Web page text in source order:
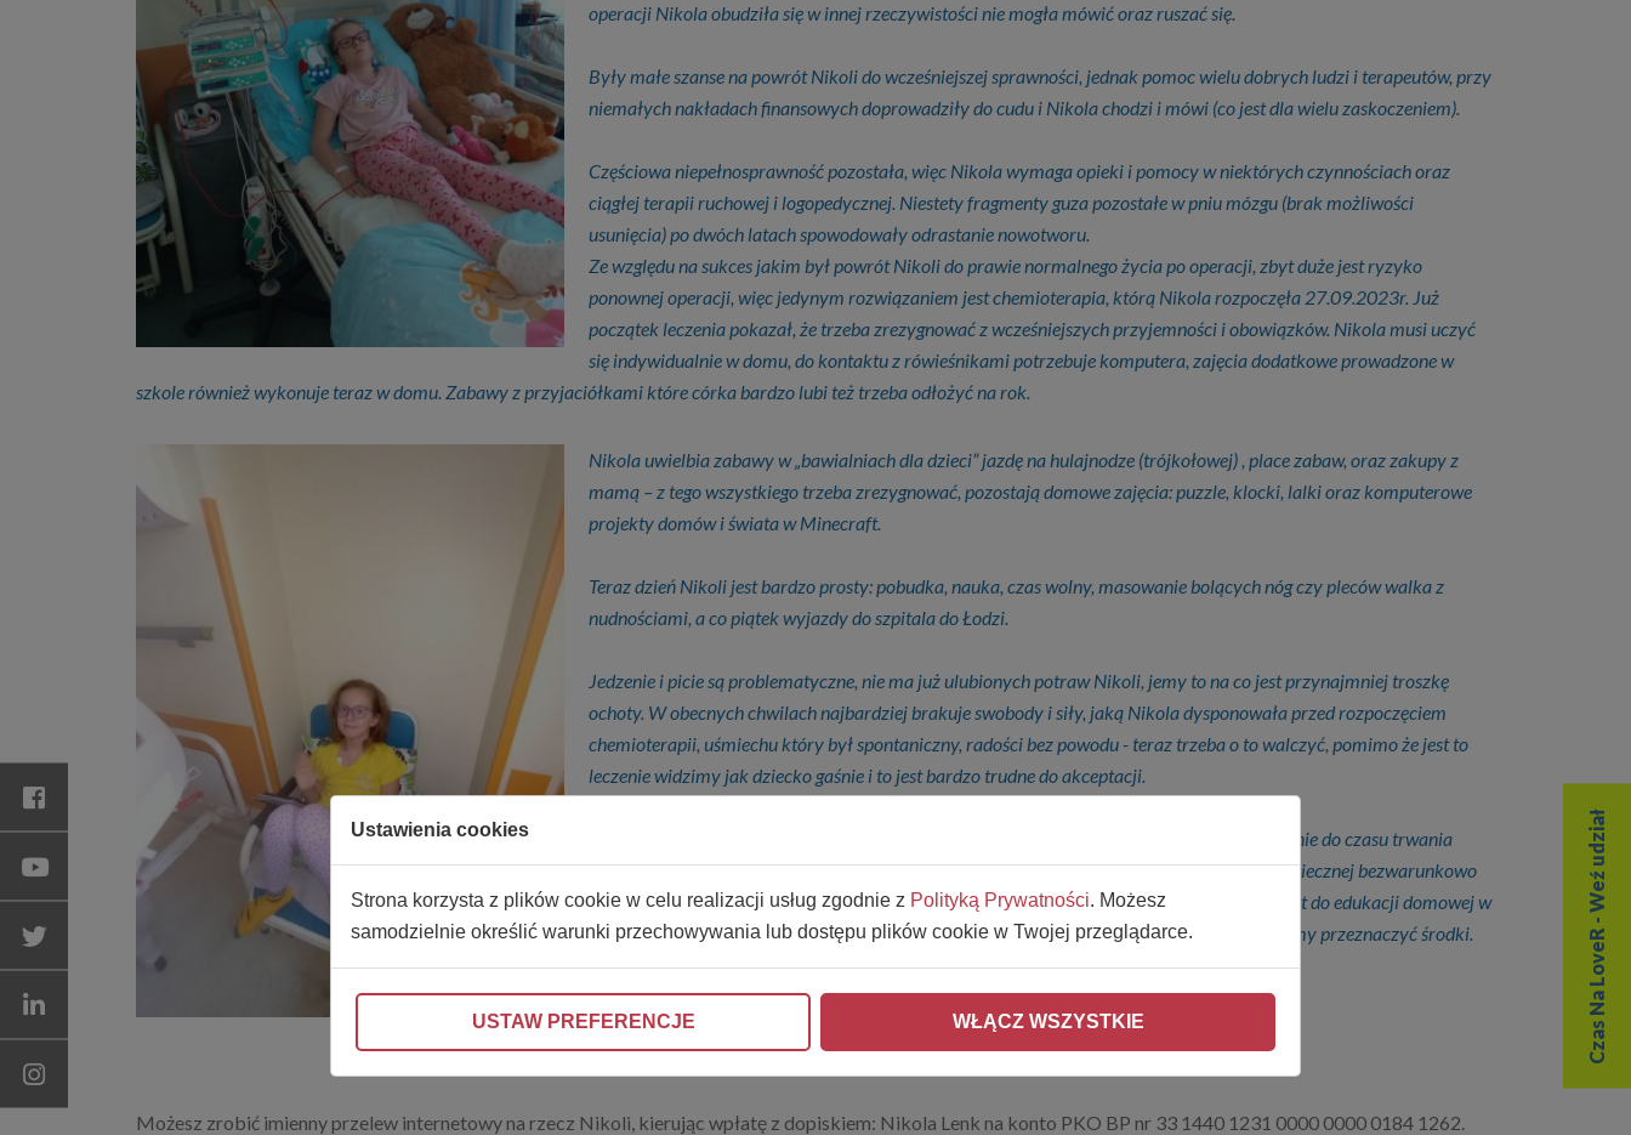
Ustawienia cookies
Strona korzysta z plików cookie w celu realizacji usług zgodnie z Polityką Prywatności. Możesz
samodzielnie określić warunki przechowywania lub dostępu plików cookie w Twojej przeglądarce.
USTAW PREFERENCJE WŁĄCZ WSZYSTKIE
operacji Nikola obudziła się w innej rzeczywistości nie mogła mówić oraz ruszać się.
Były małe szanse na powrót Nikoli do wcześniejszej sprawności, jednak pomoc wielu dobrych ludzi i terapeutów, przy
niemałych nakładach finansowych doprowadziły do cudu i Nikola chodzi i mówi (co jest dla wielu zaskoczeniem).
Częściowa niepełnosprawność pozostała, więc Nikola wymaga opieki i pomocy w niektórych czynnościach oraz
ciągłej terapii ruchowej i logopedycznej. Niestety fragmenty guza pozostałe w pniu mózgu (brak możliwości
usunięcia) po dwóch latach spowodowały odrastanie nowotworu.
Ze względu na sukces jakim był powrót Nikoli do prawie normalnego życia po operacji, zbyt duże jest ryzyko
ponownej operacji, więc jedynym rozwiązaniem jest chemioterapia, którą Nikola rozpoczęła 27.09.2023r. Już
początek leczenia pokazał, że trzeba zrezygnować z wcześniejszych przyjemności i obowiązków. Nikola musi uczyć
się indywidualnie w domu, do kontaktu z rówieśnikami potrzebuje komputera, zajęcia dodatkowe prowadzone w
szkole również wykonuje teraz w domu. Zabawy z przyjaciółkami które córka bardzo lubi też trzeba odłożyć na rok.
Nikola uwielbia zabawy w „bawialniach dla dzieci” jazdę na hulajnodze (trójkołowej) , place zabaw, oraz zakupy z
mamą – z tego wszystkiego trzeba zrezygnować, pozostają domowe zajęcia: puzzle, klocki, lalki oraz komputerowe
projekty domów i świata w Minecraft.
Teraz dzień Nikoli jest bardzo prosty: pobudka, nauka, czas wolny, masowanie bolących nóg czy pleców walka z
nudnościami, a co piątek wyjazdy do szpitala do Łodzi.
Jedzenie i picie są problematyczne, nie ma już ulubionych potraw Nikoli, jemy to na co jest przynajmniej troszkę
ochoty. W obecnych chwilach najbardziej brakuje swobody i siły, jaką Nikola dysponowała przed rozpoczęciem
chemioterapii, uśmiechu który był spontaniczny, radości bez powodu - teraz trzeba o to walczyć, pomimo że jest to
leczenie widzimy jak dziecko gaśnie i to jest bardzo trudne do akceptacji.
Widzimy, że koszty leczenia a raczej obsługi leczenia zaczynają rosnąć wprost proporcjonalnie do czasu trwania
leczenia. Co wizyta nowe leki raz droższe, raz tańsze. Przejazdy do szpitala, kontynuacja koniecznej bezwarunkowo
rehabilitacji, która teraz musi się odbywać w indywidualnych pomieszczeniach, czy też sprzęt do edukacji domowej w
postaci komputera, to najpilniejsze potrzeby na początek i na to w pierwszej kolejności chcemy przeznaczyć środki.
Liczymy na pomoc fundacji i z góry bardzo dziękujemy.
*Wypowiedzi Taty Nikoli zaznaczone zostały kolorem i kursywą.
Możesz zrobić imienny przelew internetowy na rzecz Nikoli, kierując wpłatę z dopiskiem: Nikola Lenk na konto PKO BP nr 33 1440 1231 0000 0000 0184 1262.
Czas Na LoveR - Weź udział